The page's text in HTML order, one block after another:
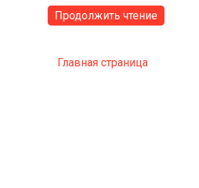
Продолжить чтение
Главная страница